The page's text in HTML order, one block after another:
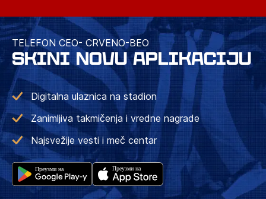
TELEFON CEO- CRVENO-BEO
SKINI NOVU APLIKACIJU
Digitalna ulaznica na stadion
Zanimljiva takmičenja i vredne nagrade
Najsvežije vesti i meč centar